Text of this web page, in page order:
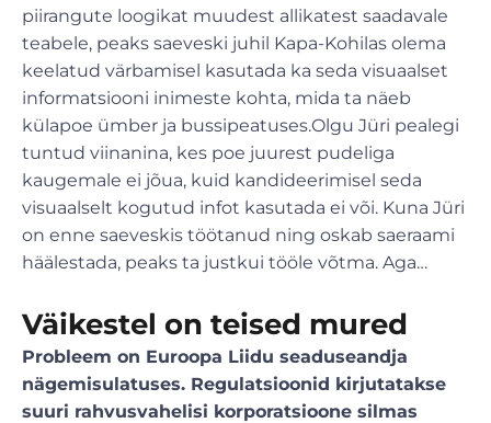
piirangute loogikat muudest allikatest saadavale
teabele, peaks saeveski juhil Kapa-Kohilas olema
keelatud värbamisel kasutada ka seda visuaalset
informatsiooni inimeste kohta, mida ta näeb
külapoe ümber ja bussipeatuses.Olgu Jüri pealegi
tuntud viinanina, kes poe juurest pudeliga
kaugemale ei jõua, kuid kandideerimisel seda
visuaalselt kogutud infot kasutada ei või. Kuna Jüri
on enne saeveskis töötanud ning oskab saeraami
häälestada, peaks ta justkui tööle võtma. Aga…
Väikestel on teised mured
Probleem on Euroopa Liidu seaduseandja
nägemisulatuses. Regulatsioonid kirjutatakse
suuri rahvusvahelisi korporatsioone silmas